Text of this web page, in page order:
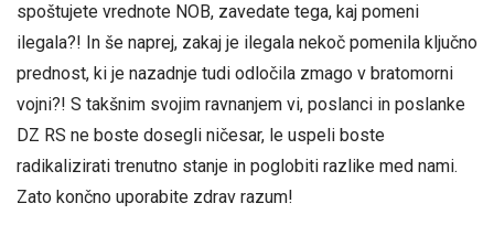
spoštujete vrednote NOB, zavedate tega, kaj pomeni
ilegala?! In še naprej, zakaj je ilegala nekoč pomenila ključno
prednost, ki je nazadnje tudi odločila zmago v bratomorni
vojni?! S takšnim svojim ravnanjem vi, poslanci in poslanke
DZ RS ne boste dosegli ničesar, le uspeli boste
radikalizirati trenutno stanje in poglobiti razlike med nami.
Zato končno uporabite zdrav razum!